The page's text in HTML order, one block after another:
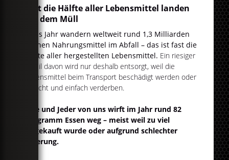
Fast die Hälfte aller Lebensmittel landen
auf dem Müll
Jedes Jahr wandern weltweit rund 1,3 Milliarden
Tonnen Nahrungsmittel im Abfall – das ist fast die
Hälfte aller hergestellten Lebensmittel. Ein riesiger
Anteil davon wird nur deshalb entsorgt, weil die
Lebensmittel beim Transport beschädigt werden oder
schlicht und einfach verderben.
Jede und Jeder von uns wirft im Jahr rund 82
Kilogramm Essen weg – meist weil zu viel
eingekauft wurde oder aufgrund schlechter
Lagerung.